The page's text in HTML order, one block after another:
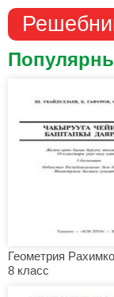
Геометрия
8 класс